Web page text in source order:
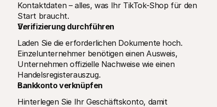
Kontaktdaten – alles, was Ihr TikTok-Shop für den
Start braucht.
Verifizierung durchführen
Laden Sie die erforderlichen Dokumente hoch.
Einzelunternehmer benötigen einen Ausweis,
Unternehmen offizielle Nachweise wie einen
Handelsregisterauszug.
Bankkonto verknüpfen
Hinterlegen Sie Ihr Geschäftskonto, damit